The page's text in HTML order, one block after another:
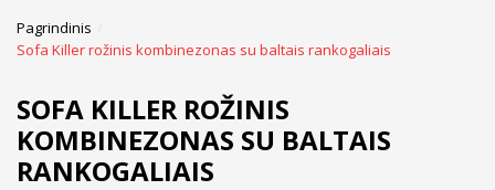
Pagrindinis
Sofa Killer rožinis kombinezonas su baltais rankogaliais
SOFA KILLER ROŽINIS
KOMBINEZONAS SU BALTAIS
RANKOGALIAIS